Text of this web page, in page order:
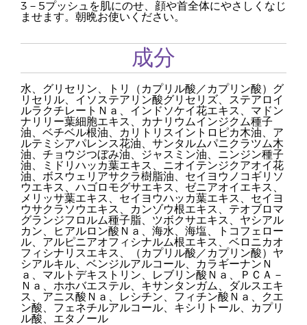
3－5プッシュを肌にのせ、顔や首全体にやさしくなじ
ませます。朝晩お使いください。
成分
水、グリセリン、トリ（カプリル酸／カプリン酸）グ
リセリル、イソステアリン酸グリセリズ、ステアロイ
ルラクチレートＮａ、インドソケイ花エキス、マドン
ナリリー葉細胞エキス、カナリウムインジクム種子
油、ベチベル根油、カリトリスイントロピカ木油、ア
ルテミシアパレンス花油、サンタルムパニクラツム木
油、チョウジつぼみ油、ジャスミン油、ニンジン種子
油、ミドリハッカ葉エキス、ニオイテンジクアオイ花
油、ボスウェリアサクラ樹脂油、セイヨウノコギリソ
ウエキス、ハゴロモグサエキス、ゼニアオイエキス、
メリッサ葉エキス、セイヨウハッカ葉エキス、セイヨ
ウサクラソウエキス、カンゾウ根エキス、テオブロマ
グランジフロルム種子脂、ツボクサエキス、ヤシアル
カン、ヒアルロン酸Ｎａ、海水、海塩、トコフェロー
ル、アルピニアオフィシナルム根エキス、ベロニカオ
フィシナリスエキス、（カプリル酸／カプリン酸）ヤ
シアルキル、ベンジルアルコール、カラギーナンＮ
ａ、マルトデキストリン、レブリン酸Ｎａ、ＰＣＡ－
Ｎａ、ホホバエステル、キサンタンガム、ダルスエキ
ス、アニス酸Ｎａ、レシチン、フィチン酸Ｎａ、クエ
ン酸、フェネチルアルコール、キシリトール、カプリ
ル酸、エタノール